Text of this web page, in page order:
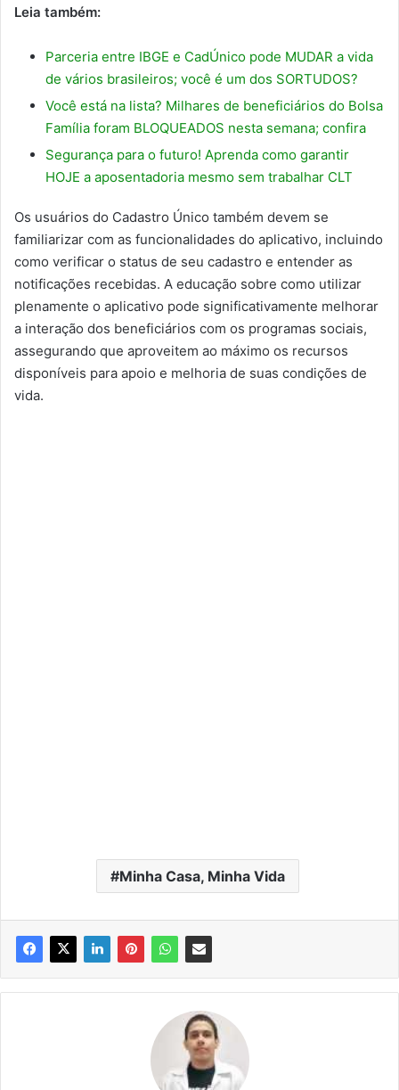
Leia também:
Parceria entre IBGE e CadÚnico pode MUDAR a vida
de vários brasileiros; você é um dos SORTUDOS?
Você está na lista? Milhares de beneficiários do Bolsa
Família foram BLOQUEADOS nesta semana; confira
Segurança para o futuro! Aprenda como garantir
HOJE a aposentadoria mesmo sem trabalhar CLT
Os usuários do Cadastro Único também devem se
familiarizar com as funcionalidades do aplicativo, incluindo
como verificar o status de seu cadastro e entender as
notificações recebidas. A educação sobre como utilizar
plenamente o aplicativo pode significativamente melhorar
a interação dos beneficiários com os programas sociais,
assegurando que aproveitem ao máximo os recursos
disponíveis para apoio e melhoria de suas condições de
vida.
Minha Casa, Minha Vida